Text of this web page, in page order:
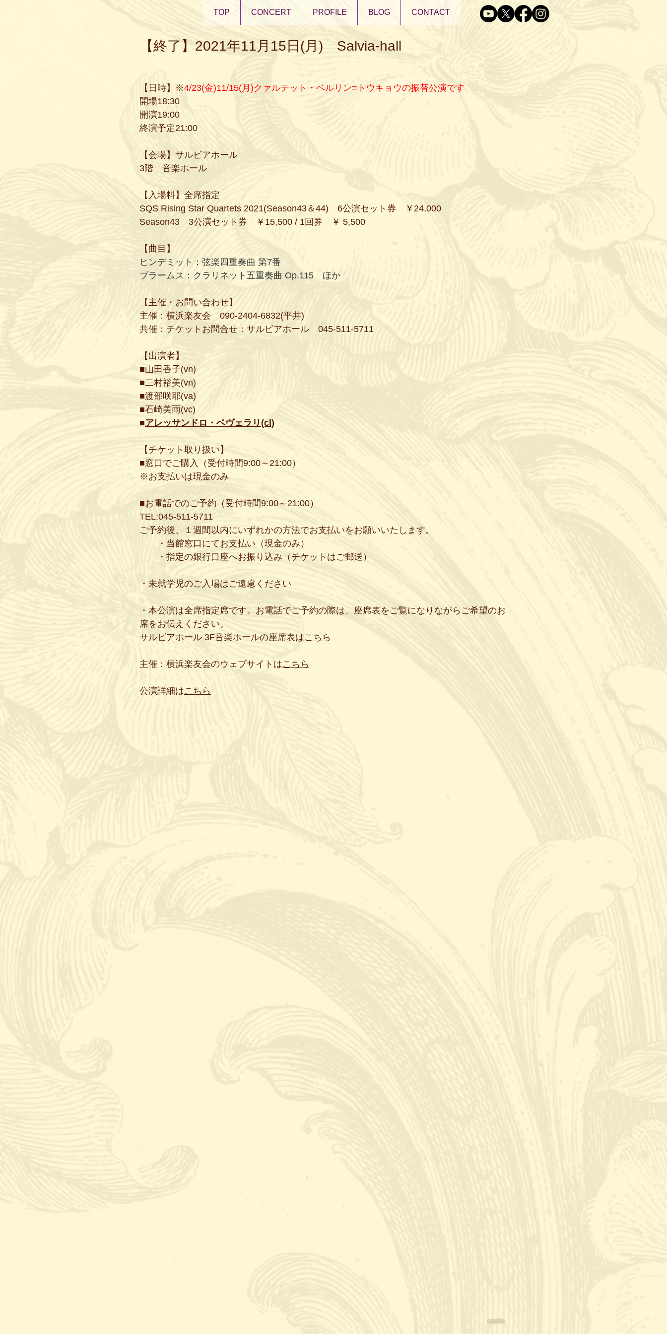
TOP CONCERT PROFILE BLOG CONTACT
【終了】2021年11月15日(月) Salvia-hall
【日時】※4/23(金)11/15(月)クァルテット・ベルリン=トウキョウの振替公演です
開場18:30
開演19:00
終演予定21:00
【会場】サルビアホール
3階　音楽ホール
【入場料】全席指定
SQS Rising Star Quartets 2021(Season43＆44)　6公演セット券　￥24,000
Season43　3公演セット券　￥15,500 / 1回券　￥ 5,500
【曲目】
ヒンデミット：弦楽四重奏曲 第7番
ブラームス：クラリネット五重奏曲 Op.115　ほか
【主催・お問い合わせ】
主催：横浜楽友会　090-2404-6832(平井)
共催：チケットお問合せ：サルビアホール　045-511-5711
【出演者】
■山田香子(vn)
■二村裕美(vn)
■渡部咲耶(va)
■石崎美雨(vc)
■アレッサンドロ・ベヴェラリ(cl)
【チケット取り扱い】
■窓口でご購入（受付時間9:00～21:00）
※お支払いは現金のみ
■お電話でのご予約（受付時間9:00～21:00）
TEL:045-511-5711
ご予約後、１週間以内にいずれかの方法でお支払いをお願いいたします。
・当館窓口にてお支払い（現金のみ）
・指定の銀行口座へお振り込み（チケットはご郵送）
・未就学児のご入場はご遠慮ください
・本公演は全席指定席です。お電話でご予約の際は、座席表をご覧になりながらご希望のお
席をお伝えください。
サルビアホール 3F音楽ホールの座席表はこちら
主催：横浜楽友会のウェブサイトはこちら
公演詳細はこちら